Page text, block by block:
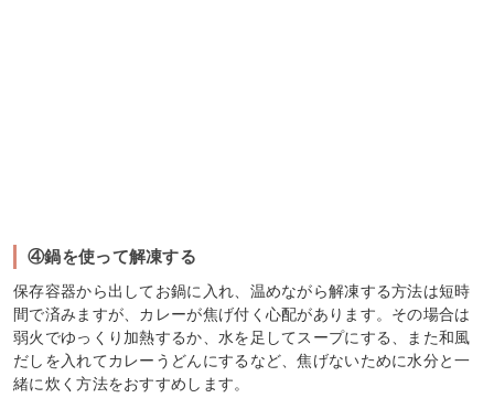
④鍋を使って解凍する
保存容器から出してお鍋に入れ、温めながら解凍する方法は短時
間で済みますが、カレーが焦げ付く心配があります。その場合は
弱火でゆっくり加熱するか、水を足してスープにする、また和風
だしを入れてカレーうどんにするなど、焦げないために水分と一
緒に炊く方法をおすすめします。